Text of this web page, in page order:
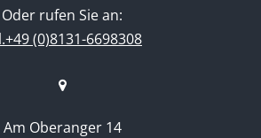
Oder rufen Sie an:
(0)8131-6698308
Am Oberanger 14